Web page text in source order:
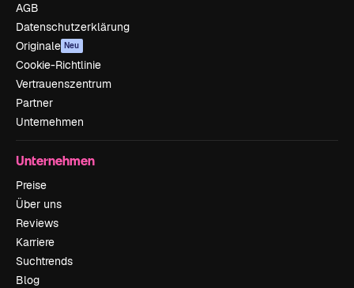
AGB
Datenschutzerklärung
Originale Neu
Cookie-Richtlinie
Vertrauenszentrum
Partner
Unternehmen
Unternehmen
Preise
Über uns
Reviews
Karriere
Suchtrends
Blog